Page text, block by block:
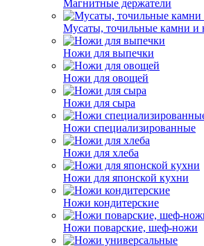
Магнитные держатели
Мусаты, точильные камни и
Ножи для выпечки
Ножи для овощей
Ножи для сыра
Ножи специализированные
Ножи для хлеба
Ножи для японской кухни
Ножи кондитерские
Ножи поварские, шеф-ножи